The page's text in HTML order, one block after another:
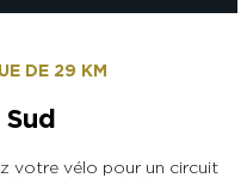
DE 29 KM
votre vélo pour un circuit